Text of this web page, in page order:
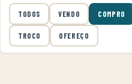
TODOS VENDO COMPRO
TROCO OFEREÇO